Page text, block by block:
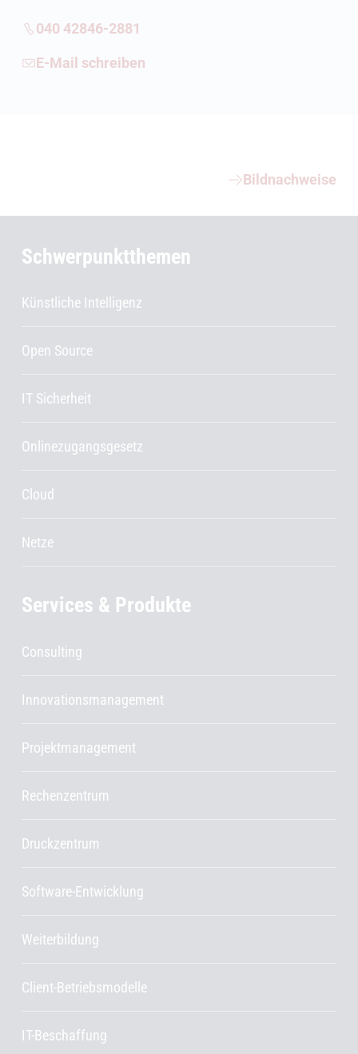
040 42846-2881
E-Mail schreiben
Bildnachweise
Schwerpunktthemen
Künstliche Intelligenz
Open Source
IT Sicherheit
Onlinezugangsgesetz
Cloud
Netze
Services & Produkte
Consulting
Innovationsmanagement
Projektmanagement
Rechenzentrum
Druckzentrum
Software-Entwicklung
Weiterbildung
Client-Betriebsmodelle
IT-Beschaffung